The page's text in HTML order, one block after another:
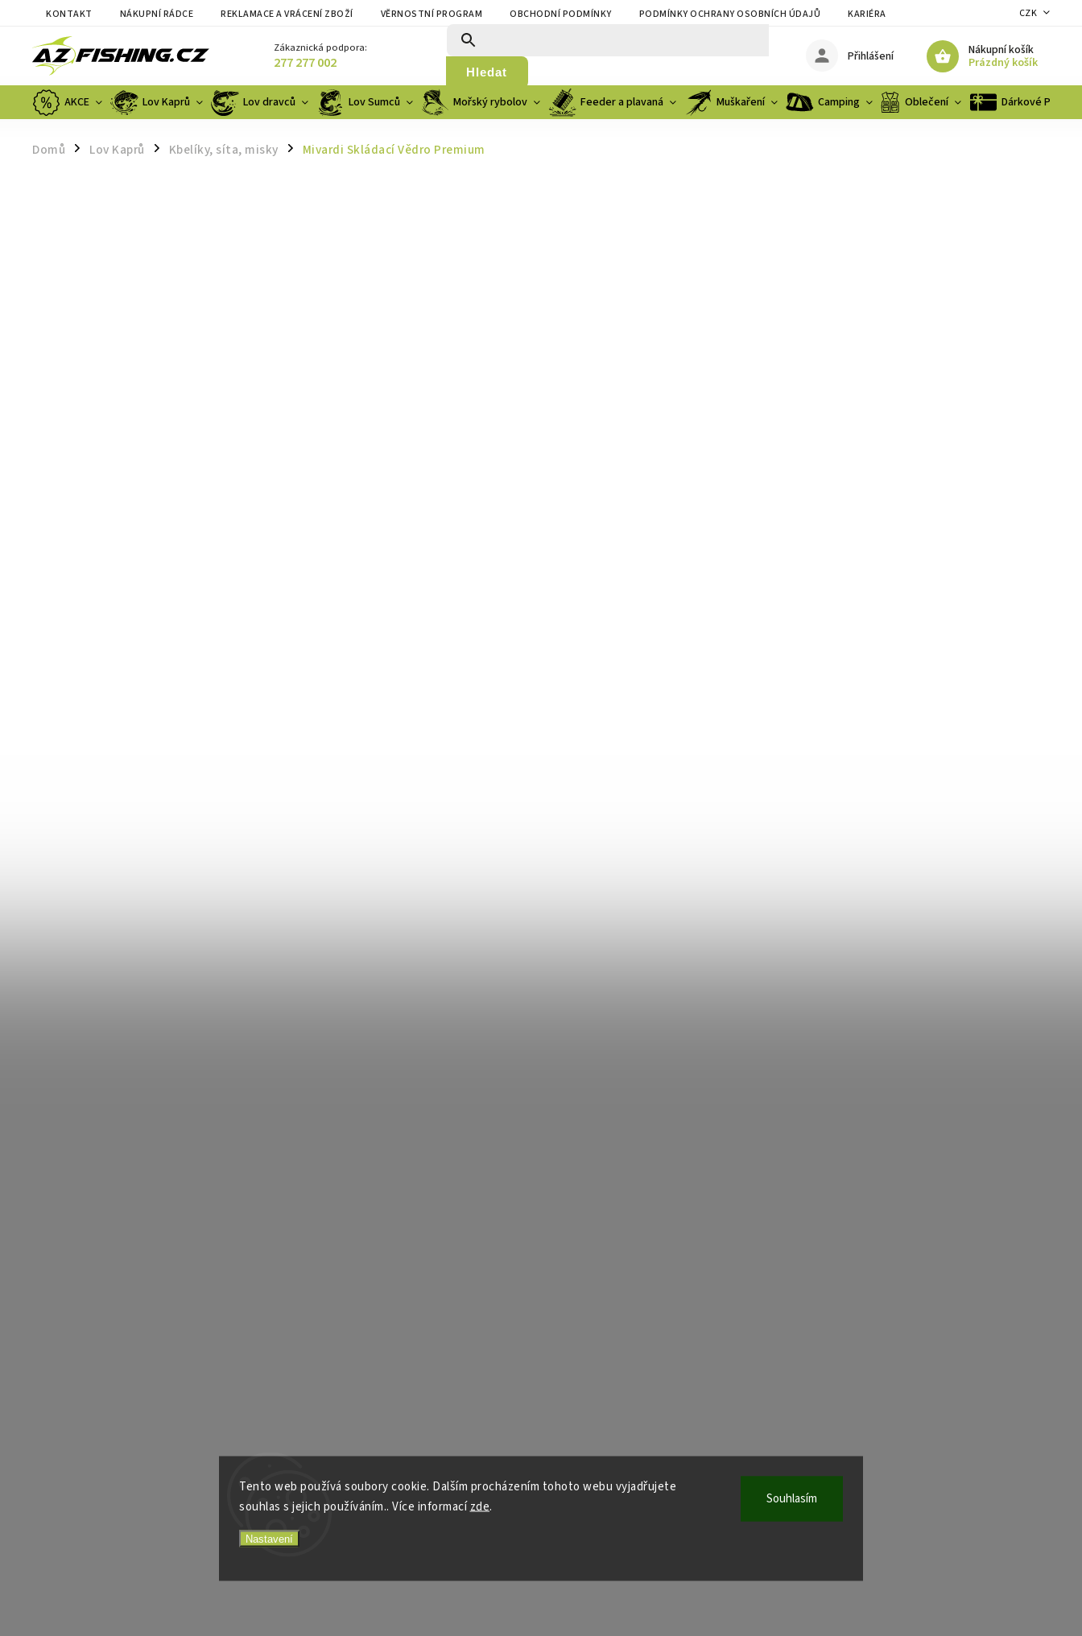
Tento web používá soubory cookie. Dalším procházením tohoto webu vyjadřujete
souhlas s jejich používáním.. Více informacízde.
Nastavení
Souhlasím
KONTAKT NÁKUPNÍ RÁDCE REKLAMACE A VRÁCENÍ ZBOŽÍ VĚRNOSTNÍ PROGRAM OBCHODNÍ PODMÍNKY PODMÍNKY OCHRANY OSOBNÍCH ÚDAJŮ KARIÉRA CZK
Zákaznická podpora:
277 277 002 Hledat
Nákupní košík
Prázdný košík
Přihlášení
AKCE Lov Kaprů Lov dravců Lov Sumců Mořský rybolov Feeder a plavaná Muškaření Camping Oblečení Dárkové
Domů / Lov Kaprů / Kbelíky, síta, misky / Mivardi Skládací Vědro Premium